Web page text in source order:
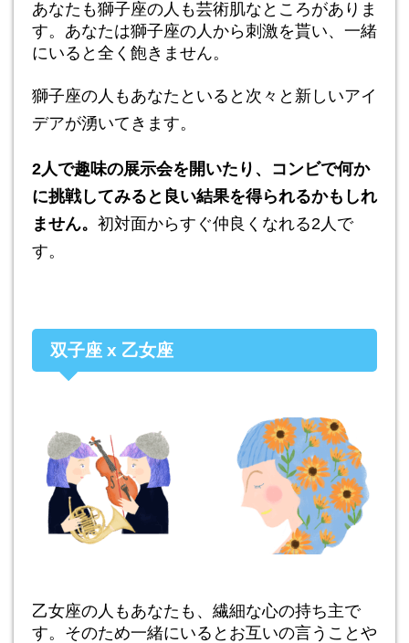
あなたも獅子座の人も芸術肌なところがありま
す。あなたは獅子座の人から刺激を貰い、一緒
にいると全く飽きません。
獅子座の人もあなたといると次々と新しいアイ
デアが湧いてきます。
2人で趣味の展示会を開いたり、コンビで何か
に挑戦してみると良い結果を得られるかもしれ
ません。 初対面からすぐ仲良くなれる2人で
す。
双子座 x 乙女座
乙女座の人もあなたも、繊細な心の持ち主で
す。そのため一緒にいるとお互いの言うことや